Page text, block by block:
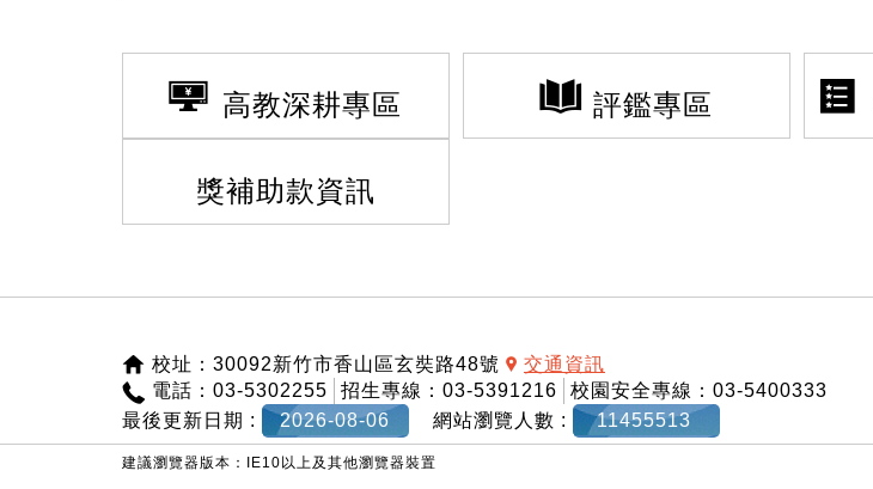
高教深耕專區 評鑑專區
獎補助款資訊
校址：30092新竹市香山區玄奘路48號
交通資訊
電話：03-5302255
招生專線：03-5391216
校園安全專線：03-5400333
最後更新日期 :
2026-08-06 網站瀏覽人數 : 11455513
建議瀏覽器版本：IE10以上及其他瀏覽器裝置